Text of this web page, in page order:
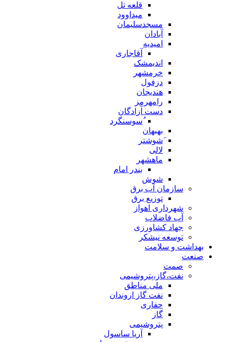
قلعه تل
میداوود
مسجدسلیمان
آبادان
امیدیه
آقاجاری
اندیمشک
خرمشهر
دزفول
هندیجان
رامهرمز
دست آزادگان
ُسوسنگرد
بهبهان
َشوشتر
لالی
ماهشهر
بندر امام
شوش
سازمان آب برق
توزیع برق
شهرداری اهواز
آب فاضلاب
جهاد کشاورزی
توسعه نیشکر
بهداشت و سلامت
صنعت
صمت
نفت،گاز،پتروشیمی
ملی مناطق
نفت گاز اروندان
حفاری
گاز
پتروشیمی
آریا ساسول